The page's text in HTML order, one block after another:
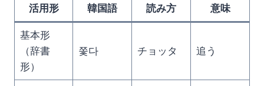
活用形 韓国語 読み方 意味
基本形
（辞書
形）
쫓다 チョッタ 追う